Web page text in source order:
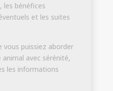
les bénéfices
et les suites
puissiez aborder
avec sérénité,
les informations